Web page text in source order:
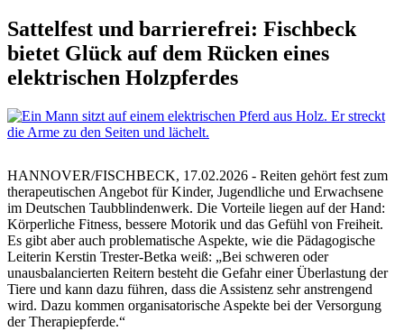
Sattelfest und barrierefrei: Fischbeck
bietet Glück auf dem Rücken eines
elektrischen Holzpferdes
HANNOVER/FISCHBECK, 17.02.2026 - Reiten gehört fest zum
therapeutischen Angebot für Kinder, Jugendliche und Erwachsene
im Deutschen Taubblindenwerk. Die Vorteile liegen auf der Hand:
Körperliche Fitness, bessere Motorik und das Gefühl von Freiheit.
Es gibt aber auch problematische Aspekte, wie die Pädagogische
Leiterin Kerstin Trester-Betka weiß: „Bei schweren oder
unausbalancierten Reitern besteht die Gefahr einer Überlastung der
Tiere und kann dazu führen, dass die Assistenz sehr anstrengend
wird. Dazu kommen organisatorische Aspekte bei der Versorgung
der Therapiepferde.“